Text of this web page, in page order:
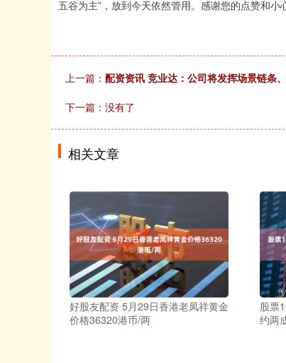
五谷为主”，放到今天依然管用。感谢您的点赞和小
上一篇： 配资资讯 竞业达：公司将发挥场景链条
下一篇：没有了
相关文章
好股友配资 5月29日香港老凤祥黄金
价格36320港币/两
股票
约两